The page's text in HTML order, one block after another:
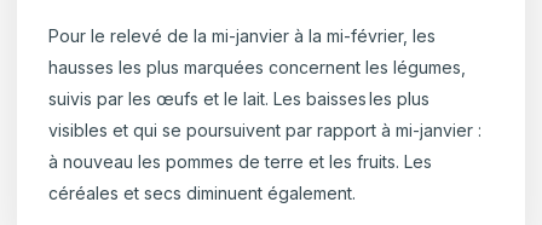
Pour le relevé de la mi-janvier à la mi-février, les
hausses les plus marquées concernent les légumes,
suivis par les œufs et le lait. Les baisses les plus
visibles et qui se poursuivent par rapport à mi-janvier :
à nouveau les pommes de terre et les fruits. Les
céréales et secs diminuent également.